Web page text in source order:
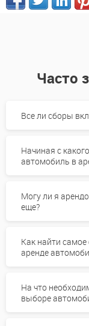
Часто
Все ли сборы
Начиная с
автомобиль в
Могу ли я
еще?
Как найти
аренде
На что
выборе